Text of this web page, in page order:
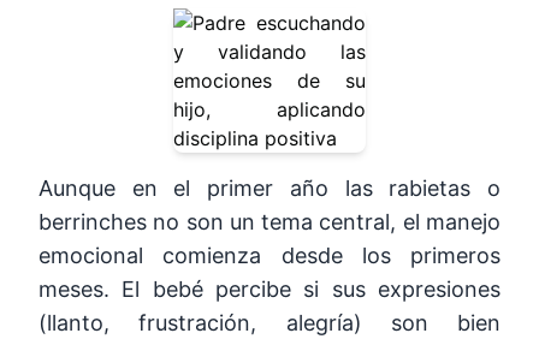
Aunque en el primer año las rabietas o
berrinches no son un tema central, el manejo
emocional comienza desde los primeros
meses. El bebé percibe si sus expresiones
(llanto, frustración, alegría) son bien